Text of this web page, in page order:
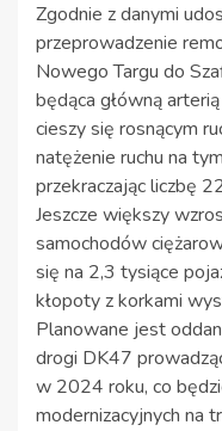
Zgodnie z danymi
przeprowadzenie
Nowego Targu do
będąca główną
cieszy się rosnącym
natężenie ruchu na
przekraczając liczbę
Jeszcze większy
samochodów
się na 2,3 tysiące
kłopoty z korkami
Planowane jest
drogi DK47
w 2024 roku, co
modernizacyjnych na